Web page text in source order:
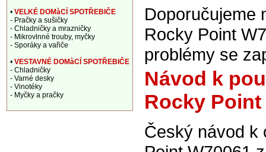
Doporučujeme
Rocky Point
problémy se
Návod k
Rocky Point
Český návod k
• VELKÉ DOMàCÍ SPOTŘEBIČE
- Pračky a sušičky
- Chladničky a mrazničky
- Mikrovlnné trouby, myčky
- Sporáky a vařiče
• VESTAVNÉ DOMàCÍ SPOTŘEBIČE
- Chladničky
- Varné desky
- Vinotéky
- Myčky a pračky